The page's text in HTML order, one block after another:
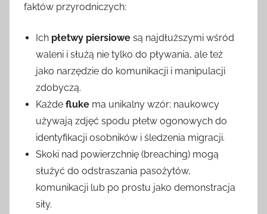
faktów przyrodniczych:
Ich płetwy piersiowe są najdłuższymi wśród
waleni i służą nie tylko do pływania, ale też
jako narzędzie do komunikacji i manipulacji
zdobyczą.
Każde fluke ma unikalny wzór; naukowcy
używają zdjęć spodu płetw ogonowych do
identyfikacji osobników i śledzenia migracji.
Skoki nad powierzchnię (breaching) mogą
służyć do odstraszania pasożytów,
komunikacji lub po prostu jako demonstracja
siły.